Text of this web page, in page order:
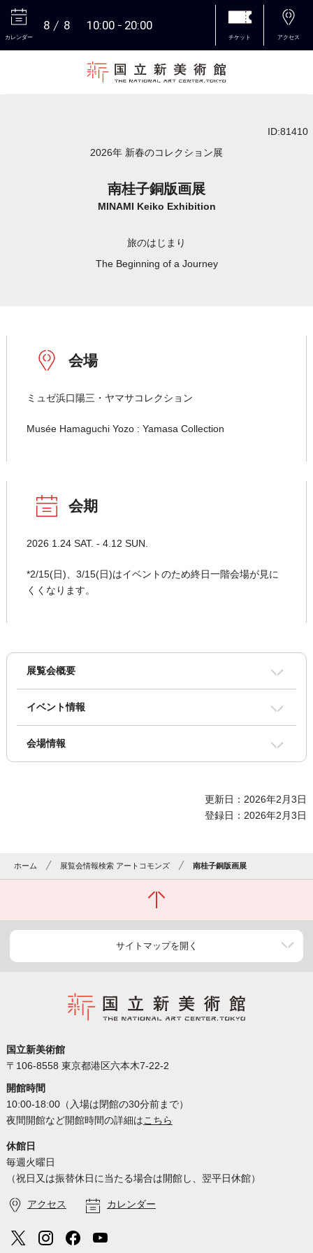
カレンダー
8 8 10:00 20:00
チケット アクセス
ID:81410
2026年 新春のコレクション展
南桂子銅版画展
MINAMI Keiko Exhibition
旅のはじまり
The Beginning of a Journey
会場
ミュゼ浜口陽三・ヤマサコレクション
Musée Hamaguchi Yozo : Yamasa Collection
会期
2026 1.24 SAT. - 4.12 SUN.
*2/15(日)、3/15(日)はイベントのため終日一階会場が見に
くくなります。
展覧会概要
イベント情報
会場情報
更新日：2026年2月3日
登録日：2026年2月3日
ホーム 展覧会情報検索 アートコモンズ 南桂子銅版画展
サイトマップを開く
国立新美術館
〒106-8558 東京都港区六本木7-22-2
開館時間
10:00-18:00（入場は閉館の30分前まで）
夜間開館など開館時間の詳細はこちら
休館日
毎週火曜日
（祝日又は振替休日に当たる場合は開館し、翌平日休館）
アクセス カレンダー